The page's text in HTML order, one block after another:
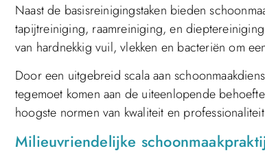
Naast de basisreinigingstaken bieden
tapijtreiniging, raamreiniging, en
van hardnekkig vuil, vlekken en bacteriën om
Door een uitgebreid scala aan
tegemoet komen aan de uiteenlopende
hoogste normen van kwaliteit en
Milieuvriendelijke